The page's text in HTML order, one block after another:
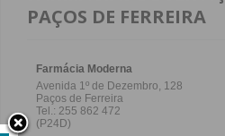
PAÇOS DE FERREIRA